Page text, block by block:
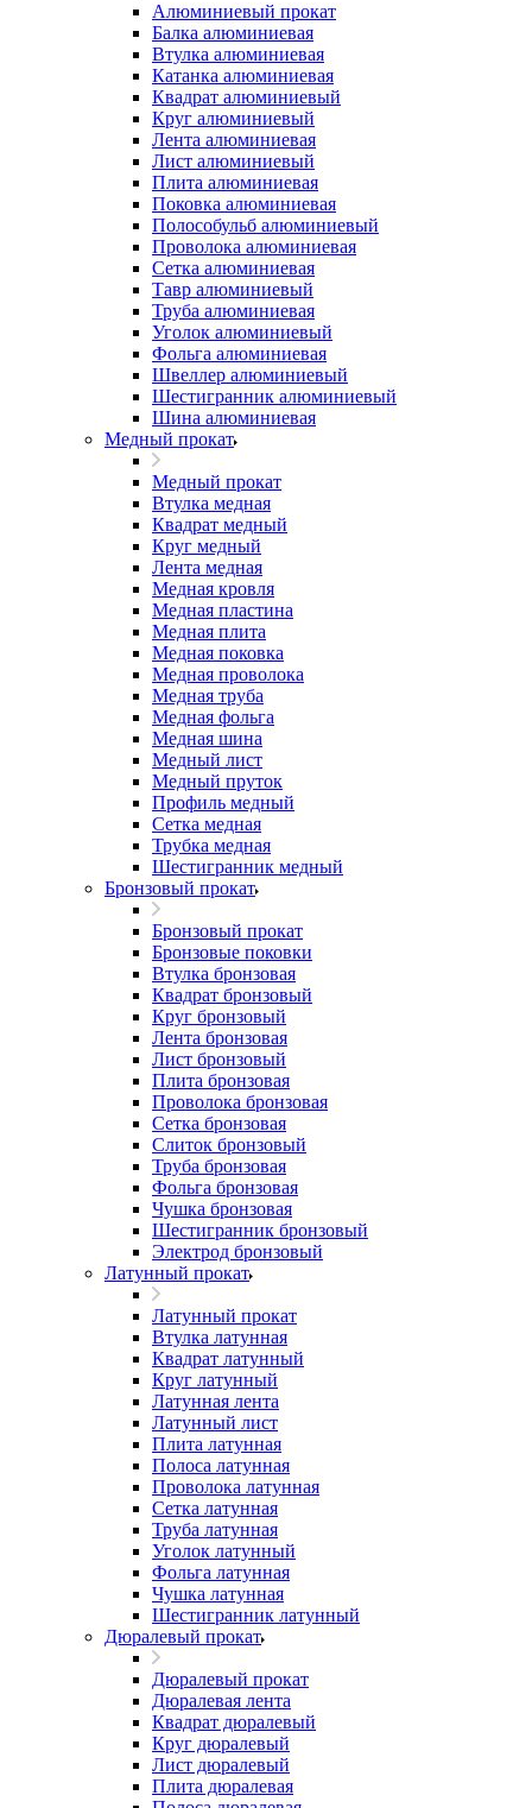
Алюминиевый прокат
Балка алюминиевая
Втулка алюминиевая
Катанка алюминиевая
Квадрат алюминиевый
Круг алюминиевый
Лента алюминиевая
Лист алюминиевый
Плита алюминиевая
Поковка алюминиевая
Полособульб алюминиевый
Проволока алюминиевая
Сетка алюминиевая
Тавр алюминиевый
Труба алюминиевая
Уголок алюминиевый
Фольга алюминиевая
Швеллер алюминиевый
Шестигранник алюминиевый
Шина алюминиевая
Медный прокат
Медный прокат
Втулка медная
Квадрат медный
Круг медный
Лента медная
Медная кровля
Медная пластина
Медная плита
Медная поковка
Медная проволока
Медная труба
Медная фольга
Медная шина
Медный лист
Медный пруток
Профиль медный
Сетка медная
Трубка медная
Шестигранник медный
Бронзовый прокат
Бронзовый прокат
Бронзовые поковки
Втулка бронзовая
Квадрат бронзовый
Круг бронзовый
Лента бронзовая
Лист бронзовый
Плита бронзовая
Проволока бронзовая
Сетка бронзовая
Слиток бронзовый
Труба бронзовая
Фольга бронзовая
Чушка бронзовая
Шестигранник бронзовый
Электрод бронзовый
Латунный прокат
Латунный прокат
Втулка латунная
Квадрат латунный
Круг латунный
Латунная лента
Латунный лист
Плита латунная
Полоса латунная
Проволока латунная
Сетка латунная
Труба латунная
Уголок латунный
Фольга латунная
Чушка латунная
Шестигранник латунный
Дюралевый прокат
Дюралевый прокат
Дюралевая лента
Квадрат дюралевый
Круг дюралевый
Лист дюралевый
Плита дюралевая